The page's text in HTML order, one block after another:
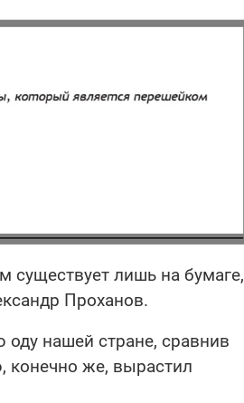
существует лишь на бумаге,
Проханов.
нашей стране, сравнив
конечно же, вырастил